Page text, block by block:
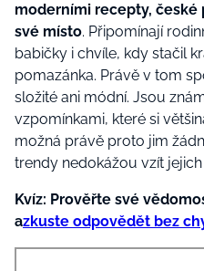
moderními recepty, české
své místo. Připomínají
babičky i chvíle, kdy stačil
pomazánka. Právě v tom
složité ani módní. Jsou
vzpomínkami, které si
možná právě proto jim
trendy nedokážou vzít
Kvíz: Prověřte své
azkuste odpovědět bez